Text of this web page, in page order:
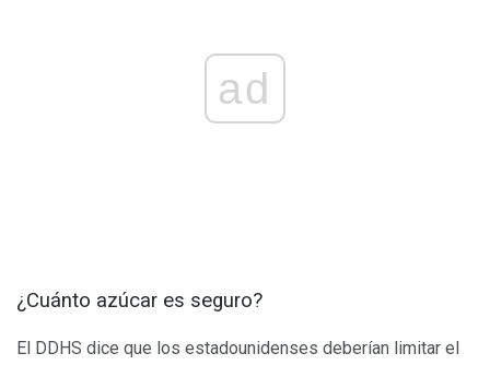
ad
¿Cuánto azúcar es seguro?
El DDHS dice que los estadounidenses deberían limitar el